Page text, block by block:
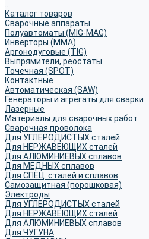
Каталог товаров
Сварочные аппараты
Полуавтоматы (MIG-MAG)
Инверторы (MMA)
Аргонодуговые (TIG)
Выпрямители, реостаты
Точечная (SPOT)
Контактные
Автоматическая (SAW)
Генераторы и агрегаты для сварки
Лазерные
Материалы для сварочных работ
Сварочная проволока
Для УГЛЕРОДИСТЫХ сталей
Для НЕРЖАВЕЮЩИХ сталей
Для АЛЮМИНИЕВЫХ сплавов
Для МЕДНЫХ сплавов
Для СПЕЦ. сталей и сплавов
Самозащитная (порошковая)
Электроды
Для УГЛЕРОДИСТЫХ сталей
Для НЕРЖАВЕЮЩИХ сталей
Для АЛЮМИНИЕВЫХ сплавов
Для ЧУГУНА